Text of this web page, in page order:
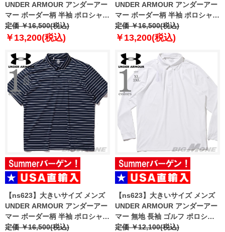
UNDER ARMOUR アンダーアー
マー ボーダー柄 半袖 ポロシャツ
USA直輸入 6010980-001
定価 ￥16,500(税込)
￥13,200(税込)
UNDER ARMOUR アンダーアー
マー ボーダー柄 半袖 ポロシャツ
USA直輸入 6010980-390
定価 ￥16,500(税込)
￥13,200(税込)
【ns623】大きいサイズ メンズ
UNDER ARMOUR アンダーアー
マー ボーダー柄 半袖 ポロシャツ
USA直輸入 6010980-410
定価 ￥16,500(税込)
【ns623】大きいサイズ メンズ
UNDER ARMOUR アンダーアー
マー 無地 長袖 ゴルフ ポロシャ
ツ USA直輸入 um0931-000
定価 ￥12,100(税込)